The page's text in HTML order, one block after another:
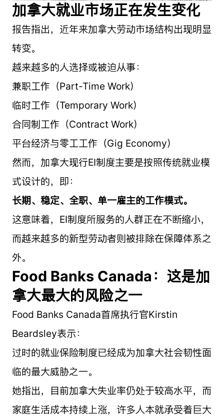
加拿大就业市场正在发生变化
报告指出，近年来加拿大劳动市场结构出现明显
转变。
越来越多的人选择或被迫从事：
兼职工作（Part-Time Work）
临时工作（Temporary Work）
合同制工作（Contract Work）
平台经济与零工工作（Gig Economy）
然而，加拿大现行EI制度主要是按照传统就业模
式设计的，即：
长期、稳定、全职、单一雇主的工作模式。
这意味着，EI制度所服务的人群正在不断缩小，
而越来越多的新型劳动者则被排除在保障体系之
外。
Food Banks Canada：这是加
拿大最大的风险之一
Food Banks Canada首席执行官Kirstin
Beardsley表示：
过时的就业保险制度已经成为加拿大社会韧性面
临的最大威胁之一。
她指出，目前加拿大失业率仍处于较高水平，而
家庭生活成本持续上涨，许多人本就承受着巨大